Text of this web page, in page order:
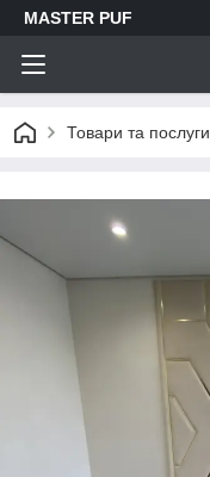
MASTER PUF
Товари та послуги